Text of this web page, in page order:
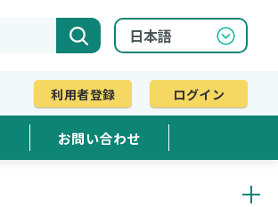
利用者登録 ログイン
お問い合わせ